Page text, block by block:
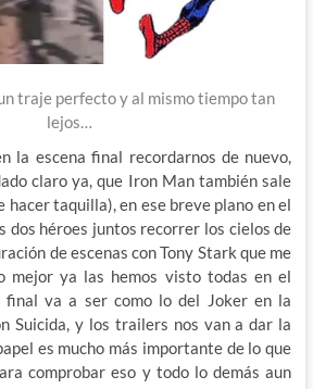
traje perfecto y al mismo tiempo tan
lejos…
la escena final recordarnos de nuevo,
claro ya, que Iron Man también sale
hacer taquilla), en ese breve plano en el
dos héroes juntos recorrer los cielos de
de escenas con Tony Stark que me
mejor ya las hemos visto todas en el
va a ser como lo del Joker en la
Suicida, y los trailers nos van a dar la
es mucho más importante de lo que
comprobar eso y todo lo demás aun